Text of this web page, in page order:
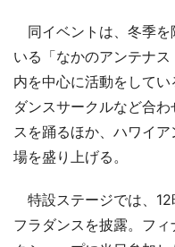
同イベントは、冬季を
いる「なかのアンテナ
内を中心に活動をして
ダンスサークルなど合
スを踊るほか、ハワイ
場を盛り上げる。
特設ステージでは、
フラダンスを披露。フ